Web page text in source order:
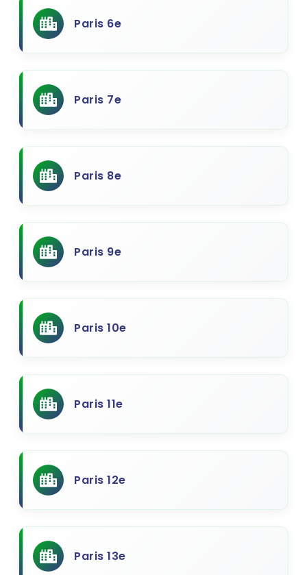
Paris 6e
Paris 7e
Paris 8e
Paris 9e
Paris 10e
Paris 11e
Paris 12e
Paris 13e